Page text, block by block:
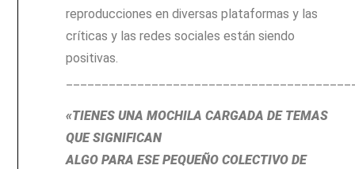
reproducciones en diversas plataformas y las
críticas y las redes sociales están siendo
positivas.
«TIENES UNA MOCHILA CARGADA DE TEMAS
QUE SIGNIFICAN
ALGO PARA ESE PEQUEÑO COLECTIVO DE